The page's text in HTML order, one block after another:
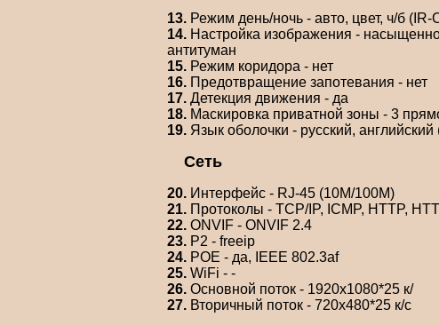
13. Режим день/ночь - авто, цвет, ч/б (IR-
14. Настройка изображения -
антитуман
15. Режим коридора - нет
16. Предотвращение запотевания - нет
17. Детекция движения - да
18. Маскировка приватной зоны - 3
19. Язык оболочки - русский,
Сеть
20. Интерфейс - RJ-45 (10M/100M)
21. Протоколы - TCP/IP, ICMP, HTTP,
22. ONVIF - ONVIF 2.4
23. P2 - freeip
24. POE - да, IEEE 802.3af
25. WiFi - -
26. Основной поток - 1920х1080*25 к/
27. Вторичный поток - 720х480*25 к/с